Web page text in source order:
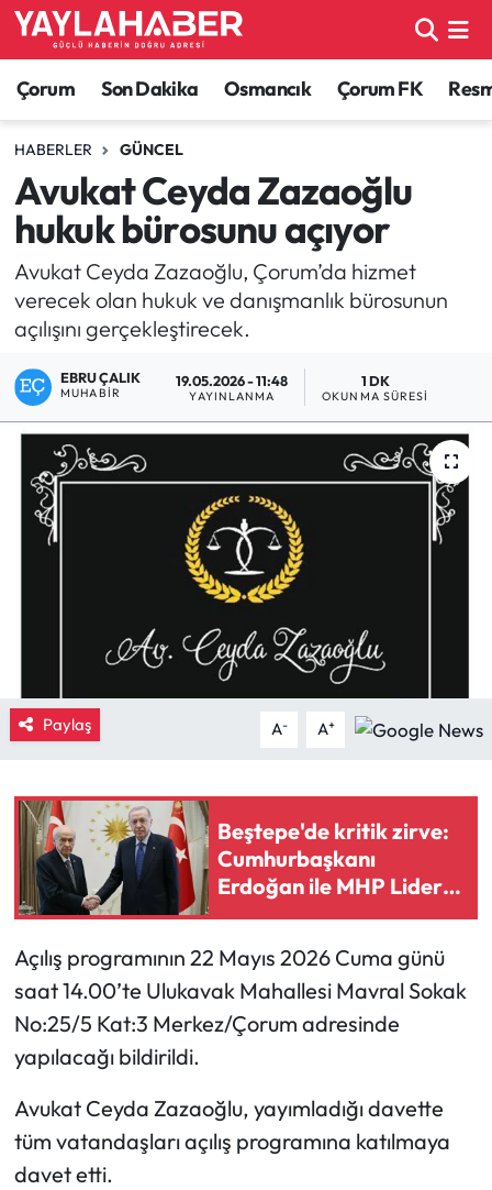
Çorum Son Dakika Osmancık Çorum FK
HABERLER GÜNCEL
Avukat Ceyda Zazaoğlu
hukuk bürosunu açıyor
Avukat Ceyda Zazaoğlu, Çorum’da hizmet
verecek olan hukuk ve danışmanlık bürosunun
açılışını gerçekleştirecek.
EBRU ÇALIK
MUHABIR
19.05.2026 - 11:48
YAYINLANMA
1 DK
OKUNMA SÜRESI
Paylaş A- A+
Beştepe'de kritik zirve:
Cumhurbaşkanı
Erdoğan ile MHP Lideri
Bahçeli bir araya geldi
Açılış programının 22 Mayıs 2026 Cuma günü
saat 14.00’te Ulukavak Mahallesi Mavral Sokak
No:25/5 Kat:3 Merkez/Çorum adresinde
yapılacağı bildirildi.
Avukat Ceyda Zazaoğlu, yayımladığı davette
tüm vatandaşları açılış programına katılmaya
davet etti.
Alaca Haberleri
Bayat Haberleri
Bilgi - Keşfet Haberleri
Bilim ve Teknoloji
Boğazkale Haberleri
Çorum Son Dakika Haberleri
Dodurga Haberleri
Güncel
İskilip Haberleri
Kimdir?
Kültür Sanat
Laçin Haberleri
Magazin
Mecitözü Haberleri
Ortaköy Haberleri
Çorum Nöbetçi Eczaneler
Çorum Hava Durumu
Çorum Namaz Vakitleri
Çorum Trafik Yoğunluk Haritası
TFF 1.Lig Puan Durumu ve Fikstür
Son Dakika Haberleri
Haber Arşivi